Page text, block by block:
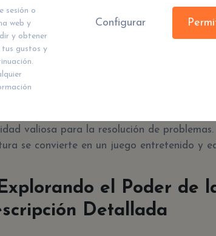
divertida de potenciar la creatividad
de palabras y
. Estos
de los niños, sino que también los
creativas.
promueven el
valiosa para la resolución de
se convierte en un juego entretenido y
el Poder de
Detallada
sesión o
web y
y obtener
gustos y
Configurar